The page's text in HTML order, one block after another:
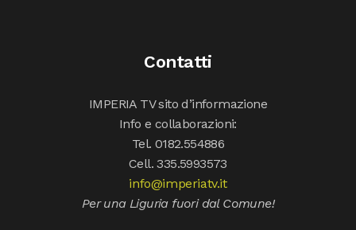
Contatti
IMPERIA TV sito d’informazione
Info e collaborazioni:
Tel. 0182.554886
Cell. 335.5993573
info@imperiatv.it
Per una Liguria fuori dal Comune!